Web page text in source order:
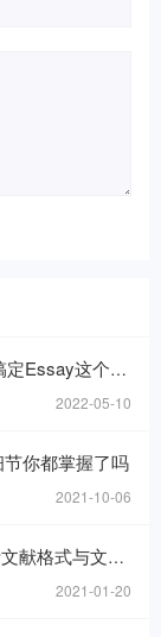
这个“八股文”
2022-05-10
你都掌握了吗
2021-10-06
文内引用格式
2021-01-20